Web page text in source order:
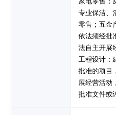
专业保洁、
零售；五金
依法须经批
法自主开展
工程设计；
批准的项目
展经营活动
批准文件或